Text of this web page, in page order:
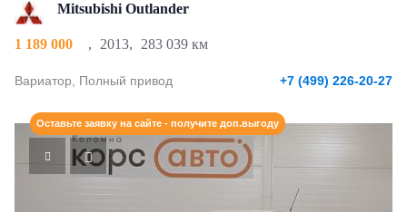
Mitsubishi Outlander
1 189 000 , 2013, 283 039 км
Вариатор, Полный привод +7 (499) 226-20-27
Оставьте заявку на сайте - получите доп.выгоду